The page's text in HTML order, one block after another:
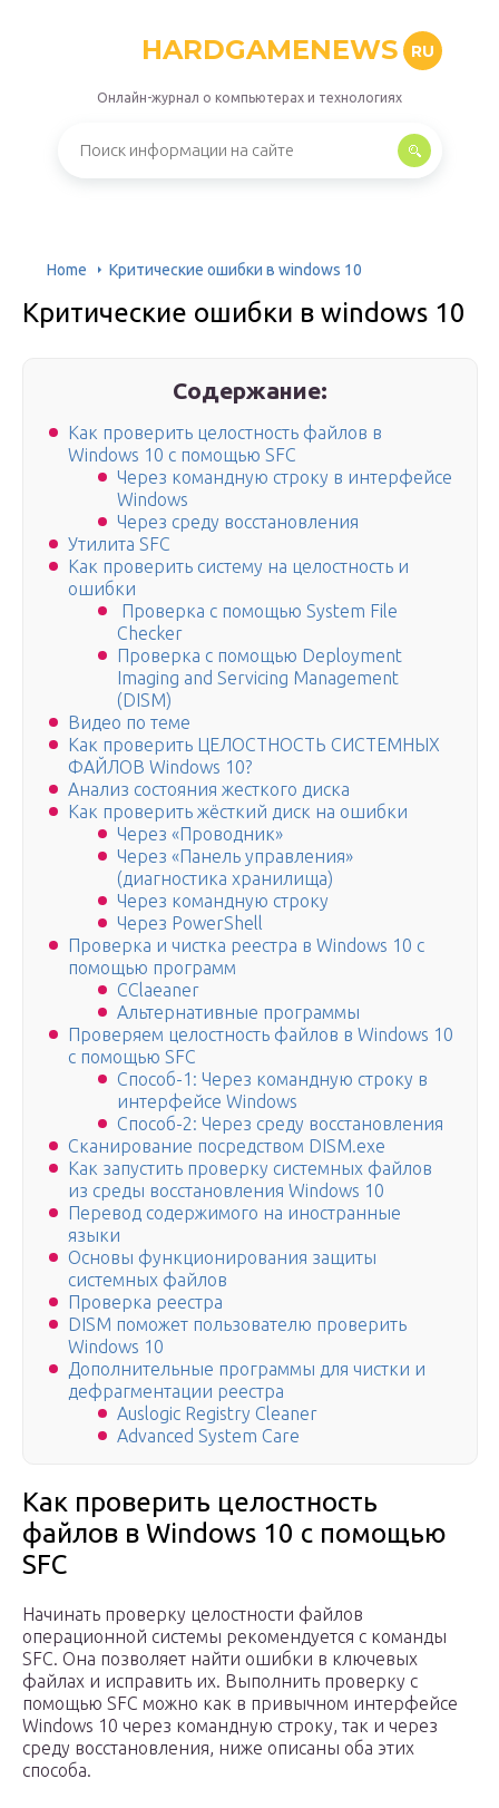
HARDGAMENEWS RU
Онлайн-журнал о компьютерах и технологиях
Home Критические ошибки в windows 10
Критические ошибки в windows 10
Содержание:
Как проверить целостность файлов в
Windows 10 с помощью SFC
Через командную строку в интерфейсе
Windows
Через среду восстановления
Утилита SFC
Как проверить систему на целостность и
ошибки
Проверка с помощью System File
Checker
Проверка с помощью Deployment
Imaging and Servicing Management
(DISM)
Видео по теме
Как проверить ЦЕЛОСТНОСТЬ СИСТЕМНЫХ
ФАЙЛОВ Windows 10?
Анализ состояния жесткого диска
Как проверить жёсткий диск на ошибки
Через «Проводник»
Через «Панель управления»
(диагностика хранилища)
Через командную строку
Через PowerShell
Проверка и чистка реестра в Windows 10 с
помощью программ
CClaeaner
Альтернативные программы
Проверяем целостность файлов в Windows 10
с помощью SFC
Способ-1: Через командную строку в
интерфейсе Windows
Способ-2: Через среду восстановления
Сканирование посредством DISM.exe
Как запустить проверку системных файлов
из среды восстановления Windows 10
Перевод содержимого на иностранные
языки
Основы функционирования защиты
системных файлов
Проверка реестра
DISM поможет пользователю проверить
Windows 10
Дополнительные программы для чистки и
дефрагментации реестра
Auslogic Registry Cleaner
Advanced System Care
Как проверить целостность
файлов в Windows 10 с помощью
SFC
Начинать проверку целостности файлов
операционной системы рекомендуется с команды
SFC. Она позволяет найти ошибки в ключевых
файлах и исправить их. Выполнить проверку с
помощью SFC можно как в привычном интерфейсе
Windows 10 через командную строку, так и через
среду восстановления, ниже описаны оба этих
способа.